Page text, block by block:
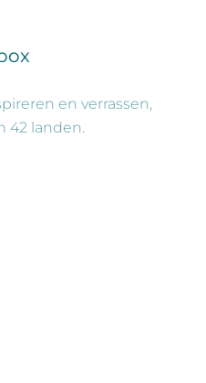
en verrassen,
42 landen.